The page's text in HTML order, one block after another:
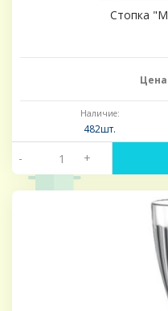
Стопка
Наличие:
482шт.
- +